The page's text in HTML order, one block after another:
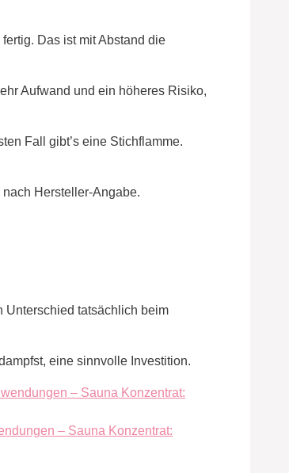
Das ist mit Abstand die
Aufwand und ein höheres Risiko,
Fall gibt’s eine Stichflamme.
Hersteller-Angabe.
Unterschied tatsächlich beim
eine sinnvolle Investition.
– Sauna Konzentrat: